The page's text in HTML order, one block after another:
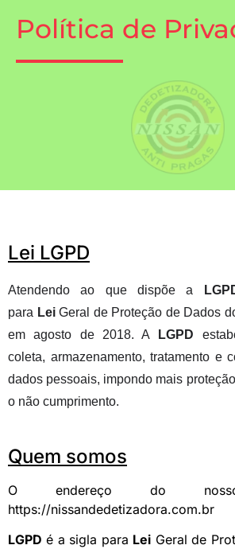
Política de
Lei LGPD
Atendendo ao que dispõe a
para LeiGeral de Proteção de Dados
em agosto de 2018. A
LGPD
coleta, armazenamento, tratamento e
dados pessoais, impondo mais
o não cumprimento.
Quem somos
O endereço do
https://nissandedetizadora.com.br
LGPD é a sigla para Lei Geral de